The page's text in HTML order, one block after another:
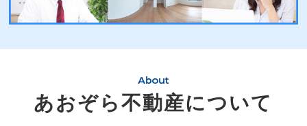
あおぞら不動産について